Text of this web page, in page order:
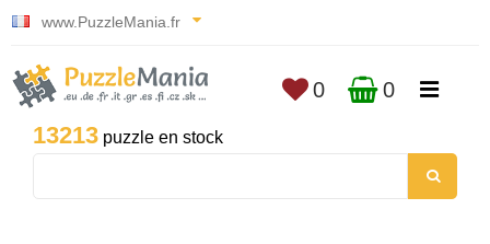
www.PuzzleMania.fr
13213 puzzle en stock
0 0